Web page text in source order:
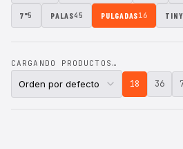
7"5 PALAS45 PULGADAS16 TINY
CARGANDO PRODUCTOS…
18 36